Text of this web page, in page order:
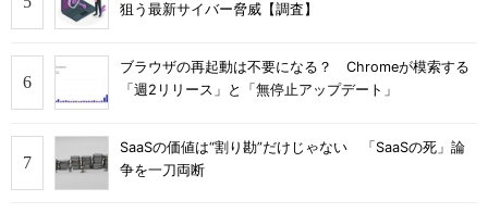
狙う最新サイバー脅威【調査】
ブラウザの再起動は不要になる？ Chromeが模索する
「週2リリース」と「無停止アップデート」
SaaSの価値は“割り勘”だけじゃない 「SaaSの死」論
争を一刀両断